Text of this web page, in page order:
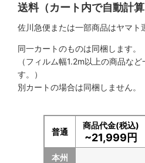
送料（カート内で自動計算
佐川急便または一部商品はヤマト
同一カートのものは同梱します。
（フィルム幅1.2m以上の商品な
す。）
別カートの場合は同梱しません。
普通
商品代金(税込)
~21,999円
本州